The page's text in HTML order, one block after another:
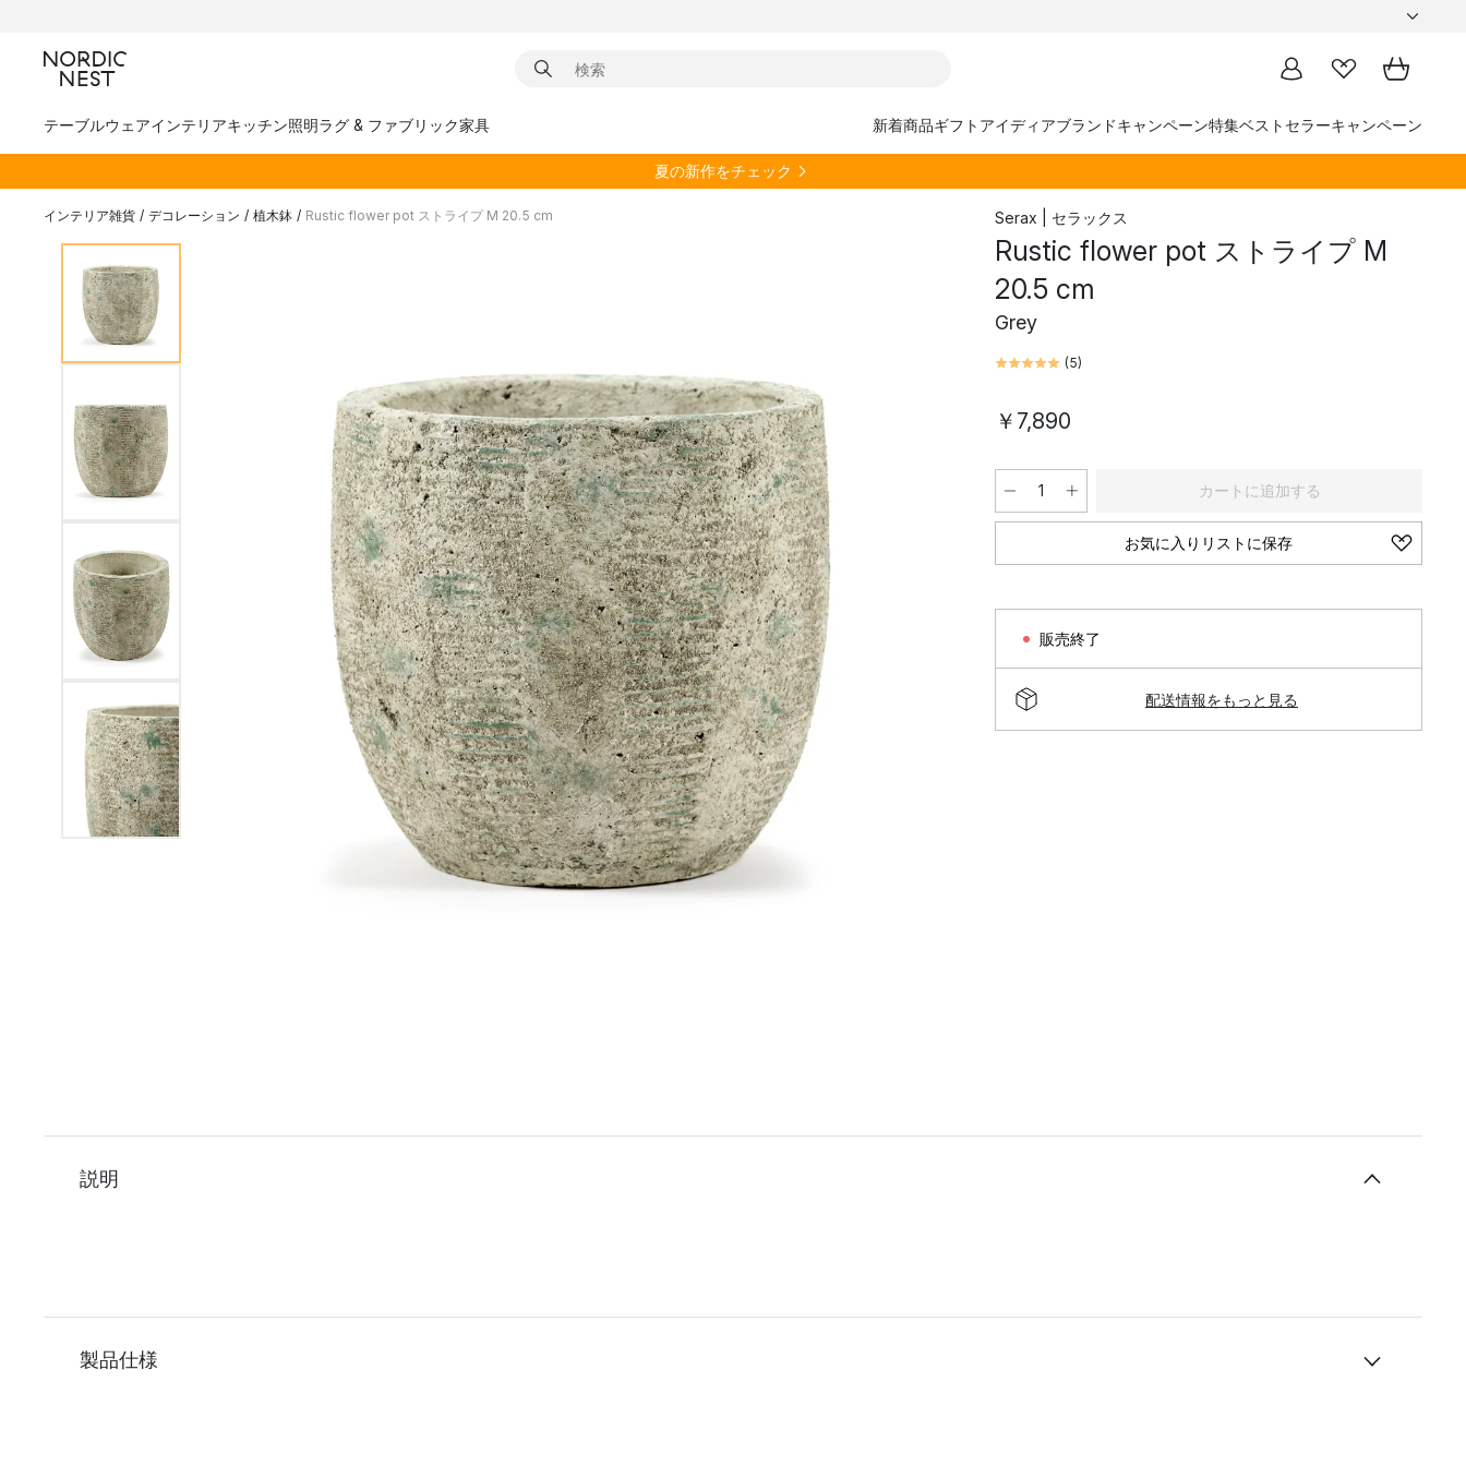
テーブルウェアインテリアキッチン照明ラグ & ファブリック家具 新着商品ギフトアイディアブランドキャンペーン特集ベストセラーキャンペーン
夏の新作をチェック
インテリア雑貨 / デコレーション / 植木鉢 / Rustic flower pot ストライプ M 20.5 cm Serax | セラックス
Rustic flower pot ストライプ M
20.5 cm
Grey
(5)
￥7,890
カートに追加する
お気に入りリストに保存
販売終了
配送情報をもっと見る
説明
製品仕様